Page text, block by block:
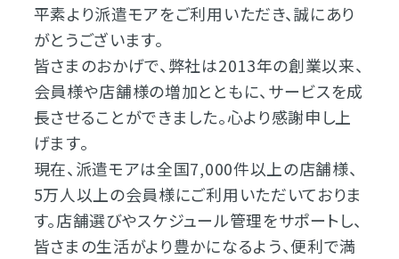
平素より派遣モアをご利用いただき、誠にあり
がとうございます。
皆さまのおかげで、弊社は2013年の創業以来、
会員様や店舗様の増加とともに、サービスを成
長させることができました。心より感謝申し上
げます。
現在、派遣モアは全国7,000件以上の店舗様、
5万人以上の会員様にご利用いただいておりま
す。店舗選びやスケジュール管理をサポートし、
皆さまの生活がより豊かになるよう、便利で満